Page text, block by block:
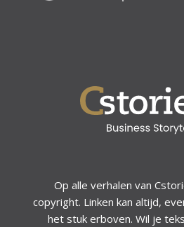
Op alle verhalen van
copyright. Linken kan altijd,
het stuk erboven. Wil je